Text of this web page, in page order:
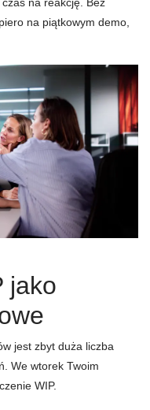
na piątkowym demo,
jako
jest zbyt duża liczba
We wtorek Twoim
WIP.